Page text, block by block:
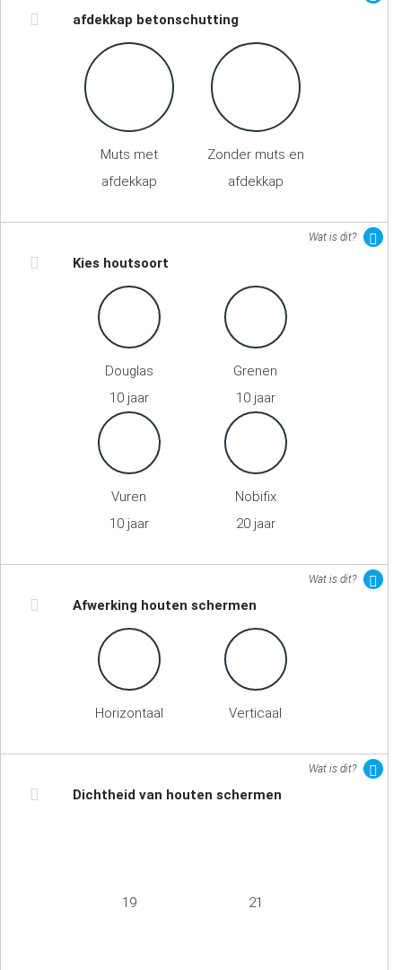
afdekkap betonschutting
Muts met
afdekkap
Zonder muts en
afdekkap
Wat is dit?
Kies houtsoort
Douglas
10 jaar
Grenen
10 jaar
Vuren
10 jaar
Nobifix
20 jaar
Wat is dit?
Afwerking houten schermen
Horizontaal Verticaal
Wat is dit?
Dichtheid van houten schermen
19 21